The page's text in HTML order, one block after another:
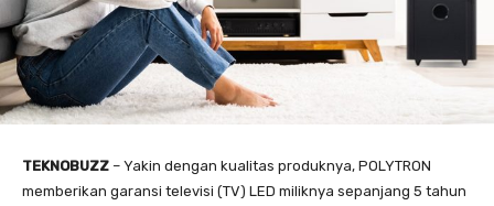
TEKNOBUZZ – Yakin dengan kualitas produknya, POLYTRON
memberikan garansi televisi (TV) LED miliknya sepanjang 5 tahun